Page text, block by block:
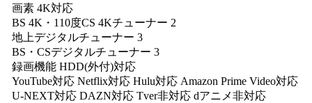
画素 4K対応
BS 4K・110度CS 4Kチューナー 2
地上デジタルチューナー 3
BS・CSデジタルチューナー 3
録画機能 HDD(外付)対応
YouTube対応 Netflix対応 Hulu対応 Amazon Prime Video対応
U-NEXT対応 DAZN対応 Tver非対応 dアニメ非対応